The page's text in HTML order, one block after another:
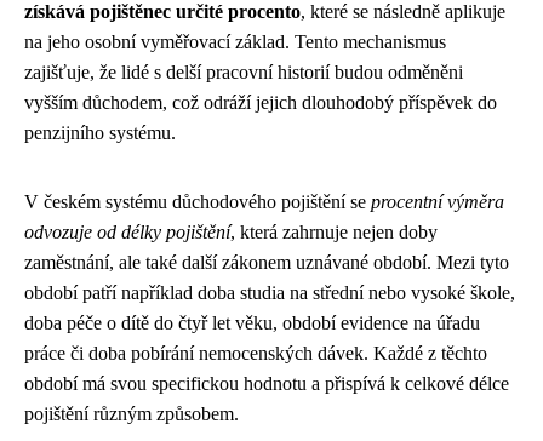
získává pojištěnec určité procento, které se následně aplikuje
na jeho osobní vyměřovací základ. Tento mechanismus
zajišťuje, že lidé s delší pracovní historií budou odměněni
vyšším důchodem, což odráží jejich dlouhodobý příspěvek do
penzijního systému.
V českém systému důchodového pojištění se procentní výměra
odvozuje od délky pojištění, která zahrnuje nejen doby
zaměstnání, ale také další zákonem uznávané období. Mezi tyto
období patří například doba studia na střední nebo vysoké škole,
doba péče o dítě do čtyř let věku, období evidence na úřadu
práce či doba pobírání nemocenských dávek. Každé z těchto
období má svou specifickou hodnotu a přispívá k celkové délce
pojištění různým způsobem.